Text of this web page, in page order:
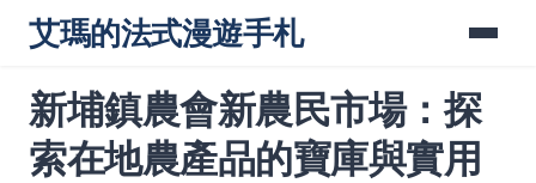
艾瑪的法式漫遊手札
新埔鎮農會新農民市場：探
索在地農產品的寶庫與實用